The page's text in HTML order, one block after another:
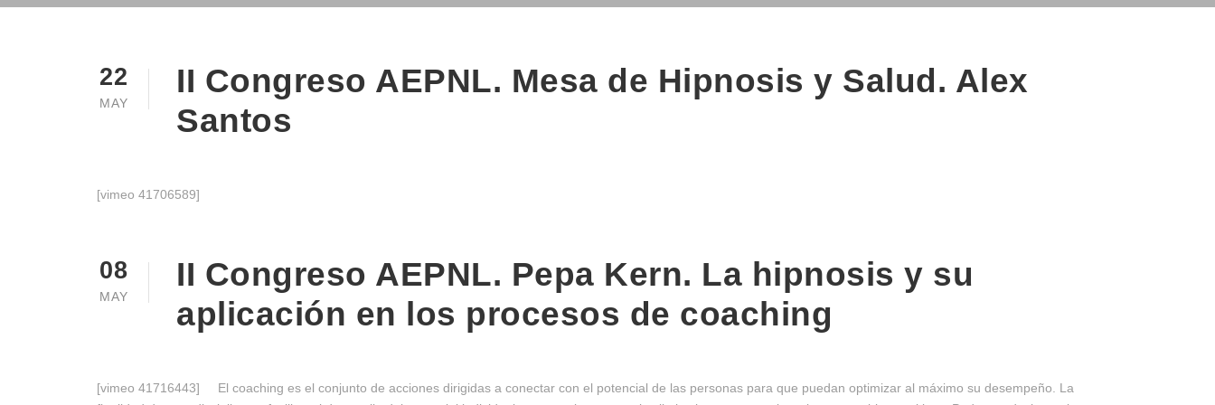
22
MAY
II Congreso AEPNL. Mesa de Hipnosis y Salud. Alex
Santos
[vimeo 41706589]
08
MAY
II Congreso AEPNL. Pepa Kern. La hipnosis y su
aplicación en los procesos de coaching
[vimeo 41716443] El coaching es el conjunto de acciones dirigidas a conectar con el potencial de las personas para que puedan optimizar al máximo su desempeño. La